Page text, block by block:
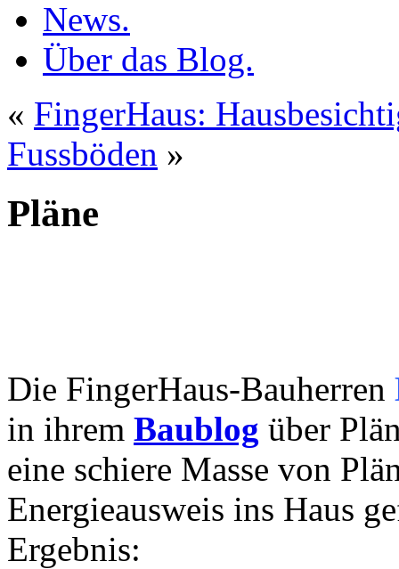
News.
Über das Blog.
« FingerHaus:
Fussböden »
Pläne
Die FingerHaus-Bauherren
in ihrem Baublog über
eine schiere Masse von
Energieausweis ins Haus
Ergebnis: